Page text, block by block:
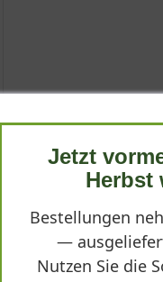
oder
graugrünes,
breit ausladenden,
Jetzt
Herbst
Bestellungen
—
Nutzen Sie die